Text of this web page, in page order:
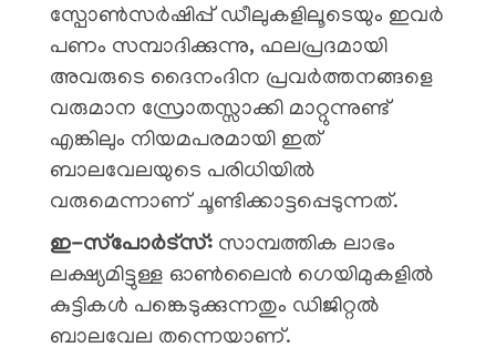
സ്പോൺസർഷിപ്പ് ഡീലുകളിലൂടെയും ഇവർ
പണം സമ്പാദിക്കുന്നു, ഫലപ്രദമായി
അവരുടെ ദൈനംദിന പ്രവർത്തനങ്ങളെ
വരുമാന സ്രോതസ്സാക്കി മാറ്റുന്നുണ്ട്
എങ്കിലും നിയമപരമായി ഇത്
ബാലവേലയുടെ പരിധിയിൽ
വരുമെന്നാണ് ചൂണ്ടിക്കാട്ടപ്പെടുന്നത്.
ഇ-സ്‌പോർട്‌സ്: സാമ്പത്തിക ലാഭം
ലക്ഷ്യമിട്ടുള്ള ഓൺലൈൻ ​ഗെയിമുകളിൽ
കുട്ടികൾ പങ്കെടുക്കുന്നതും ഡിജിറ്റൽ
ബാലവേല തന്നെയാണ്.